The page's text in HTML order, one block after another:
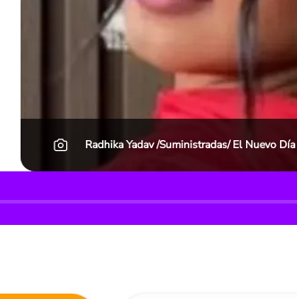
Radhika Yadav /Suministradas/ El Nuevo Día